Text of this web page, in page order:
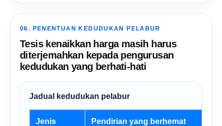
06. PENENTUAN KEDUDUKAN PELABUR
Tesis kenaikkan harga masih harus
diterjemahkan kepada pengurusan
kedudukan yang berhati-hati
Jadual kedudukan pelabur
Jenis
Pendirian yang berhemat